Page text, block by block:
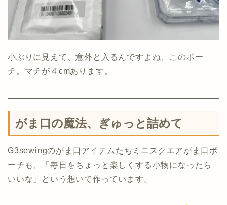
小ぶりに見えて、意外と入るんですよね、このポー
チ。マチが４cmあります。
がま口の魔法、ぎゅっと詰めて
G3sewingのがま口アイテムたちミニスクエアがま口ポ
ーチも、「毎日をちょっと楽しくする小物になったら
いいな」という想いで作っています。